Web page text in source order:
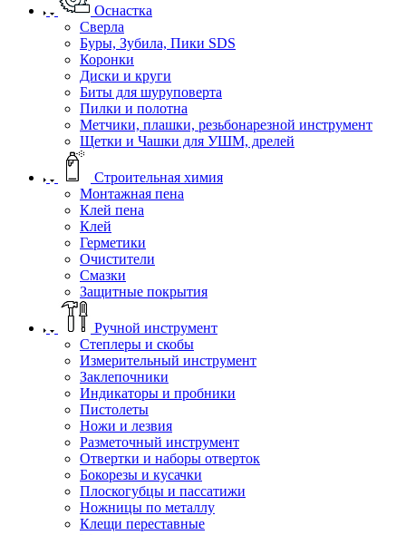
Оснастка
Сверла
Буры, Зубила, Пики SDS
Коронки
Диски и круги
Биты для шуруповерта
Пилки и полотна
Метчики, плашки, резьбонарезной инструмент
Щетки и Чашки для УШМ, дрелей
Строительная химия
Монтажная пена
Клей пена
Клей
Герметики
Очистители
Смазки
Защитные покрытия
Ручной инструмент
Степлеры и скобы
Измерительный инструмент
Заклепочники
Индикаторы и пробники
Пистолеты
Ножи и лезвия
Разметочный инструмент
Отвертки и наборы отверток
Бокорезы и кусачки
Плоскогубцы и пассатижи
Ножницы по металлу
Клещи переставные